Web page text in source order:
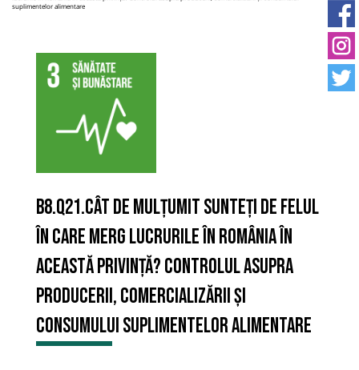
suplimentelor alimentare
B8.Q21.Cât de mulțumit sunteți de felul
în care merg lucrurile în România în
această privință? Controlul asupra
producerii, comercializării și
consumului suplimentelor alimentare